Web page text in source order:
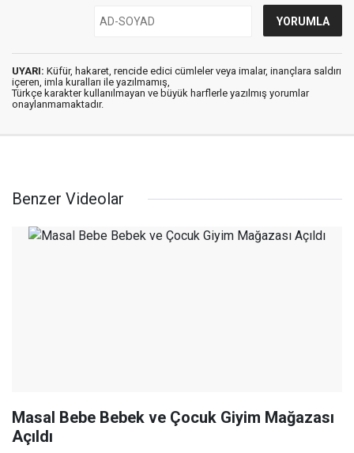
UYARI: Küfür, hakaret, rencide edici cümleler veya imalar, inançlara saldırı
içeren, imla kuralları ile yazılmamış,
Türkçe karakter kullanılmayan ve büyük harflerle yazılmış yorumlar
onaylanmamaktadır.
Benzer Videolar
Masal Bebe Bebek ve Çocuk Giyim Mağazası
Açıldı